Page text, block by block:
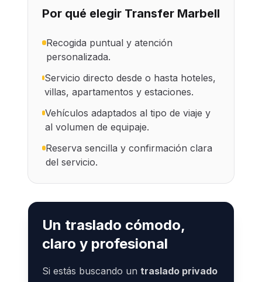
Por qué elegir Transfer Marbell
Recogida puntual y atención
personalizada.
Servicio directo desde o hasta hoteles,
villas, apartamentos y estaciones.
Vehículos adaptados al tipo de viaje y
al volumen de equipaje.
Reserva sencilla y confirmación clara
del servicio.
Un traslado cómodo,
claro y profesional
Si estás buscando un traslado privado